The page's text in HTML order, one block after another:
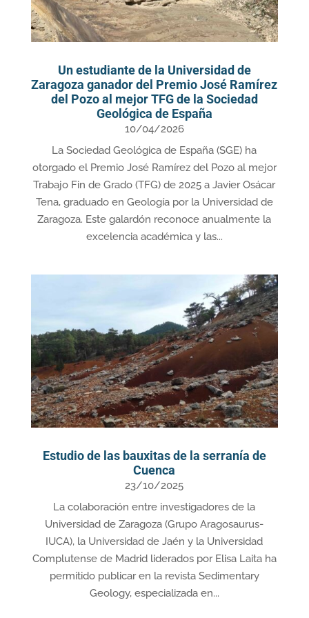
Un estudiante de la Universidad de
Zaragoza ganador del Premio José Ramírez
del Pozo al mejor TFG de la Sociedad
Geológica de España
10/04/2026
La Sociedad Geológica de España (SGE) ha
otorgado el Premio José Ramírez del Pozo al mejor
Trabajo Fin de Grado (TFG) de 2025 a Javier Osácar
Tena, graduado en Geología por la Universidad de
Zaragoza. Este galardón reconoce anualmente la
excelencia académica y las...
Estudio de las bauxitas de la serranía de
Cuenca
23/10/2025
La colaboración entre investigadores de la
Universidad de Zaragoza (Grupo Aragosaurus-
IUCA), la Universidad de Jaén y la Universidad
Complutense de Madrid liderados por Elisa Laita ha
permitido publicar en la revista Sedimentary
Geology, especializada en...